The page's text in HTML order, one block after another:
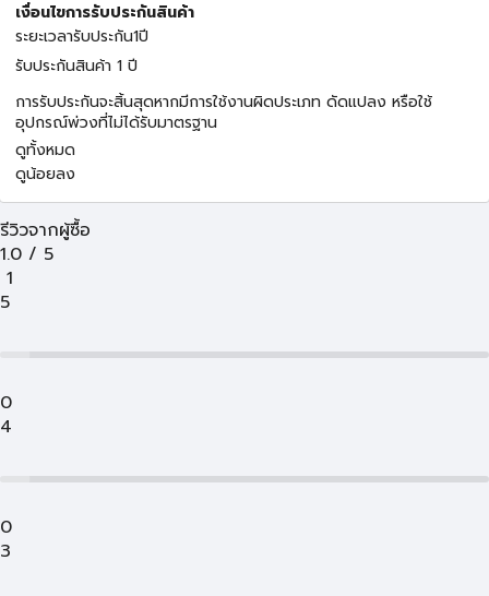
เงื่อนไขการรับประกันสินค้า
ระยะเวลารับประกัน1ปี
รับประกันสินค้า 1 ปี
การรับประกันจะสิ้นสุดหากมีการใช้งานผิดประเภท ดัดแปลง หรือใช้
อุปกรณ์พ่วงที่ไม่ได้รับมาตรฐาน
ดูทั้งหมด
ดูน้อยลง
รีวิวจากผู้ซื้อ
1.0 / 5
1
5
0
4
0
3